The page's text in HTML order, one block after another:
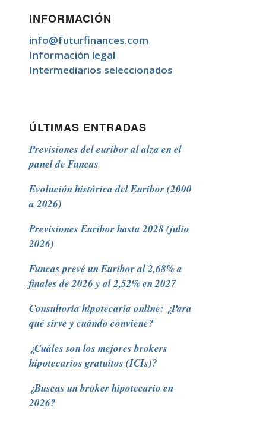
INFORMACIÓN
info@futurfinances.com
Información legal
Intermediarios seleccionados
ÚLTIMAS ENTRADAS
Previsiones del euríbor al alza en el
panel de Funcas
Evolución histórica del Euribor (2000
a 2026)
Previsiones Euribor hasta 2028 (julio
2026)
Funcas prevé un Euribor al 2,68% a
finales de 2026 y al 2,52% en 2027
Consultoría hipotecaria online: ¿Para
qué sirve y cuándo conviene?
¿Cuáles son los mejores brokers
hipotecarios gratuitos (ICIs)?
¿Buscas un broker hipotecario en
2026?